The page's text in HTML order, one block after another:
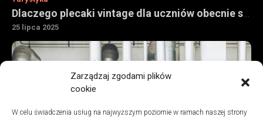
Zarządzaj zgodami plików
cookie
W celu świadczenia usług na najwyższym poziomie w ramach naszej strony
25 lipca 2025